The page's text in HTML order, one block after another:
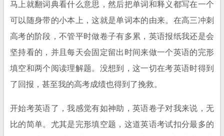
马上就翻词典看什么意思，然后把单词和释义都写在一个
可以随身带的小本上，这就是单词本的由来。在高三冲刺
高考的阶段，不管平时做卷子有多累，英语报纸我还是会
坚持看的，并且每天会固定留出时间来做一个英语的完形
填空和两个阅读理解题。没想到，这一切在考英语时得到
了回报，甚至我的高考成绩也得到了挽救。
开始考英语了，我感觉有如神助，英语卷子对我来说，无
比的简单。尤其是完形填空题，这道英语考试扣分最多的